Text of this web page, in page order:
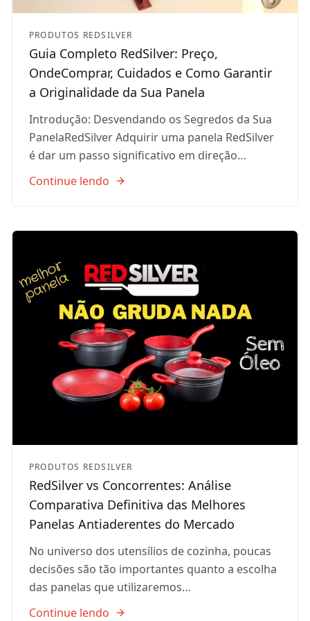
PRODUTOS REDSILVER
Guia Completo RedSilver: Preço,
OndeComprar, Cuidados e Como Garantir
a Originalidade da Sua Panela
Introdução: Desvendando os Segredos da Sua
PanelaRedSilver Adquirir uma panela RedSilver
é dar um passo significativo em direção…
Continue lendo
PRODUTOS REDSILVER
RedSilver vs Concorrentes: Análise
Comparativa Definitiva das Melhores
Panelas Antiaderentes do Mercado
No universo dos utensílios de cozinha, poucas
decisões são tão importantes quanto a escolha
das panelas que utilizaremos…
Continue lendo